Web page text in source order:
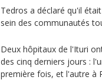
Tedros a déclaré qu'il
sein des communautés
Deux hôpitaux de l'Ituri
des cinq derniers jours :
première fois, et l'autre à